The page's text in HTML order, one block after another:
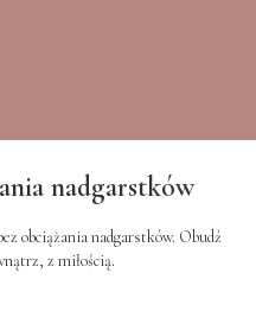
nadgarstków
obciążania nadgarstków. Obudź
z miłością.